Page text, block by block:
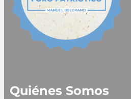
Quiénes Somos